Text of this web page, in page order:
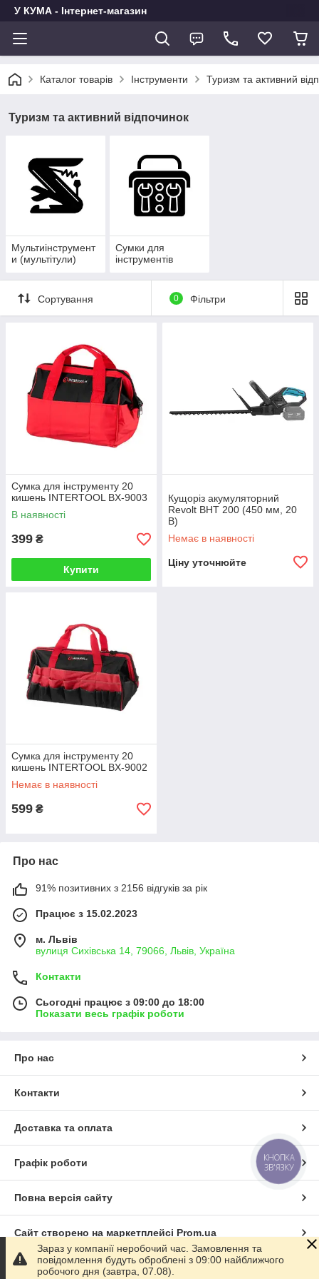
У КУМА - Інтернет-магазин
Каталог товарів Інструменти Туризм та активний
Туризм та активний відпочинок
Мультиінструмент
и (мультітули)
Сумки для
інструментів
Сортування 0 Фільтри
Сумка для інструменту 20
кишень INTERTOOL BX-9003
В наявності
399 ₴
Купити
Кущоріз акумуляторний
Revolt BHT 200 (450 мм, 20
В)
Немає в наявності
Ціну уточнюйте
Сумка для інструменту 20
кишень INTERTOOL BX-9002
Немає в наявності
599 ₴
Про нас
91% позитивних з 2156 відгуків за рік
Працює з 15.02.2023
м. Львів
вулиця Сихівська 14, 79066, Львів, Україна
Контакти
Сьогодні працює з 09:00 до 18:00
Показати весь графік роботи
Про нас
Контакти
Доставка та оплата
Графік роботи
Повна версія сайту
Сайт створено на маркетплейсі Prom.ua
Політика конфіденційності
Зараз у компанії неробочий час. Замовлення та
повідомлення будуть оброблені з 09:00 найближчого
робочого дня (завтра, 07.08).
КНОПКА
ЗВ'ЯЗКУ